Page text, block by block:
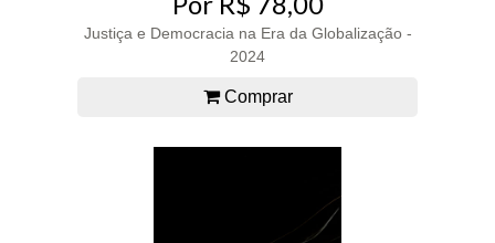
Justiça e Democracia na Era da Globalização -
2024
Comprar